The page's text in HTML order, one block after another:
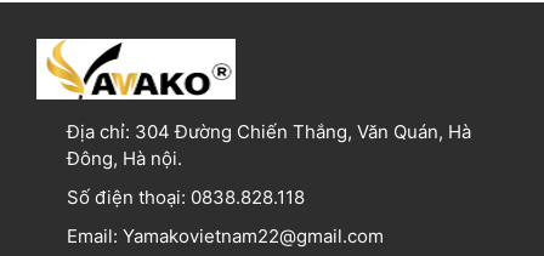
Địa chỉ: 304 Đường Chiến Thắng, Văn Quán, Hà
Đông, Hà nội.
Số điện thoại: 0838.828.118
Email: Yamakovietnam22@gmail.com